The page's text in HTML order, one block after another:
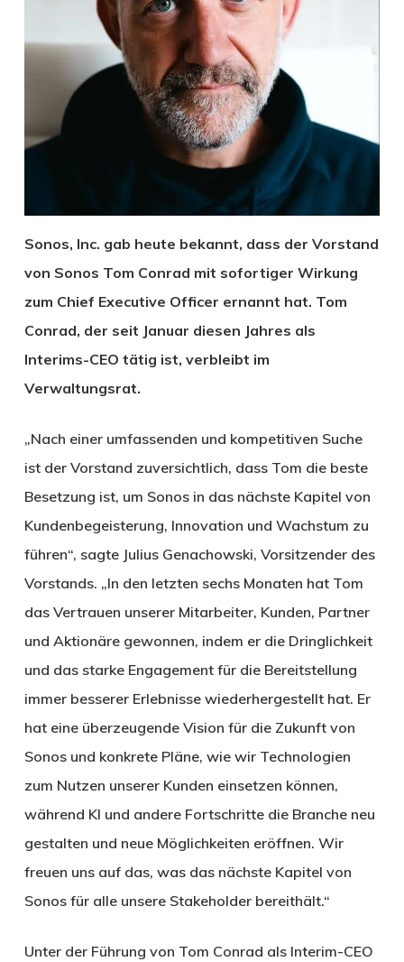
Sonos, Inc. gab heute bekannt, dass der Vorstand
von Sonos Tom Conrad mit sofortiger Wirkung
zum Chief Executive Officer ernannt hat. Tom
Conrad, der seit Januar diesen Jahres als
Interims-CEO tätig ist, verbleibt im
Verwaltungsrat.
„Nach einer umfassenden und kompetitiven Suche
ist der Vorstand zuversichtlich, dass Tom die beste
Besetzung ist, um Sonos in das nächste Kapitel von
Kundenbegeisterung, Innovation und Wachstum zu
führen“, sagte Julius Genachowski, Vorsitzender des
Vorstands. „In den letzten sechs Monaten hat Tom
das Vertrauen unserer Mitarbeiter, Kunden, Partner
und Aktionäre gewonnen, indem er die Dringlichkeit
und das starke Engagement für die Bereitstellung
immer besserer Erlebnisse wiederhergestellt hat. Er
hat eine überzeugende Vision für die Zukunft von
Sonos und konkrete Pläne, wie wir Technologien
zum Nutzen unserer Kunden einsetzen können,
während KI und andere Fortschritte die Branche neu
gestalten und neue Möglichkeiten eröffnen. Wir
freuen uns auf das, was das nächste Kapitel von
Sonos für alle unsere Stakeholder bereithält.“
Unter der Führung von Tom Conrad als Interim-CEO